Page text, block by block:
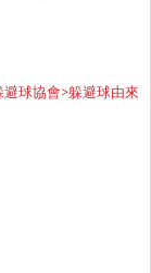
球協會>躲避球由來